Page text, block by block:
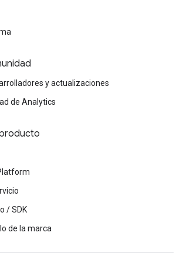
y actualizaciones
de Analytics
/ SDK
de la marca